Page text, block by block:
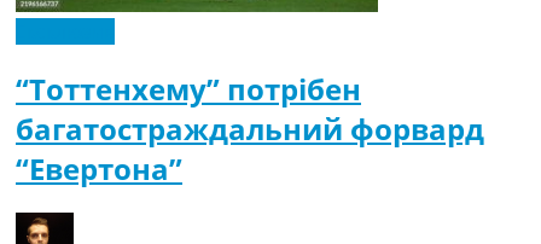
“Тоттенхему” потрібен
багатостраждальний форвард
“Евертона”